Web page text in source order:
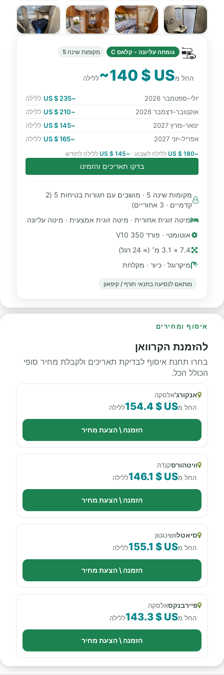
גומחה עליונה - קלאס C מקומות שינה 5
החל מ~140 $ USללילה
יולי–ספטמבר 2026 ~235 $ US
ללילה
אוקטובר–דצמבר 2026
~210 $ US
ללילה
ינואר–מרץ 2027
~145 $ US
ללילה
אפריל–יוני 2027
~165 $ US ללילה
~180 $ US ללילה לשבוע · ~145 $ US ללילה לחודש
בדקו תאריכים והזמינו
מקומות שינה 5 · מושבים עם חגורות בטיחות 5 (2
קדמיים · 3 אחוריים)
מיטה זוגית אחורית · מיטה זוגית אמצעית · מיטה עליונה
אוטומטי · פורד 350 V10
7.4 × 3.1 מ׳ (≈ 24 רגל)
מיקרוגל · כיור · מקלחת
מותאם לנסיעה בתנאי חורף / קיפאון
איסוף ומחירים
להזמנת הקרוואן
בחרו תחנת איסוף לבדיקת תאריכים ולקבלת מחיר סופי
הכולל הכל.
אנקורג'אלסקה
החל מ154.4 $ USללילה
הזמנה \ הצעת מחיר
וויטהורסקנדה
החל מ146.1 $ USללילה
הזמנה \ הצעת מחיר
סיאטלוושינגטון
החל מ155.1 $ USללילה
הזמנה \ הצעת מחיר
פיירבנקסאלסקה
החל מ143.3 $ USללילה
הזמנה \ הצעת מחיר